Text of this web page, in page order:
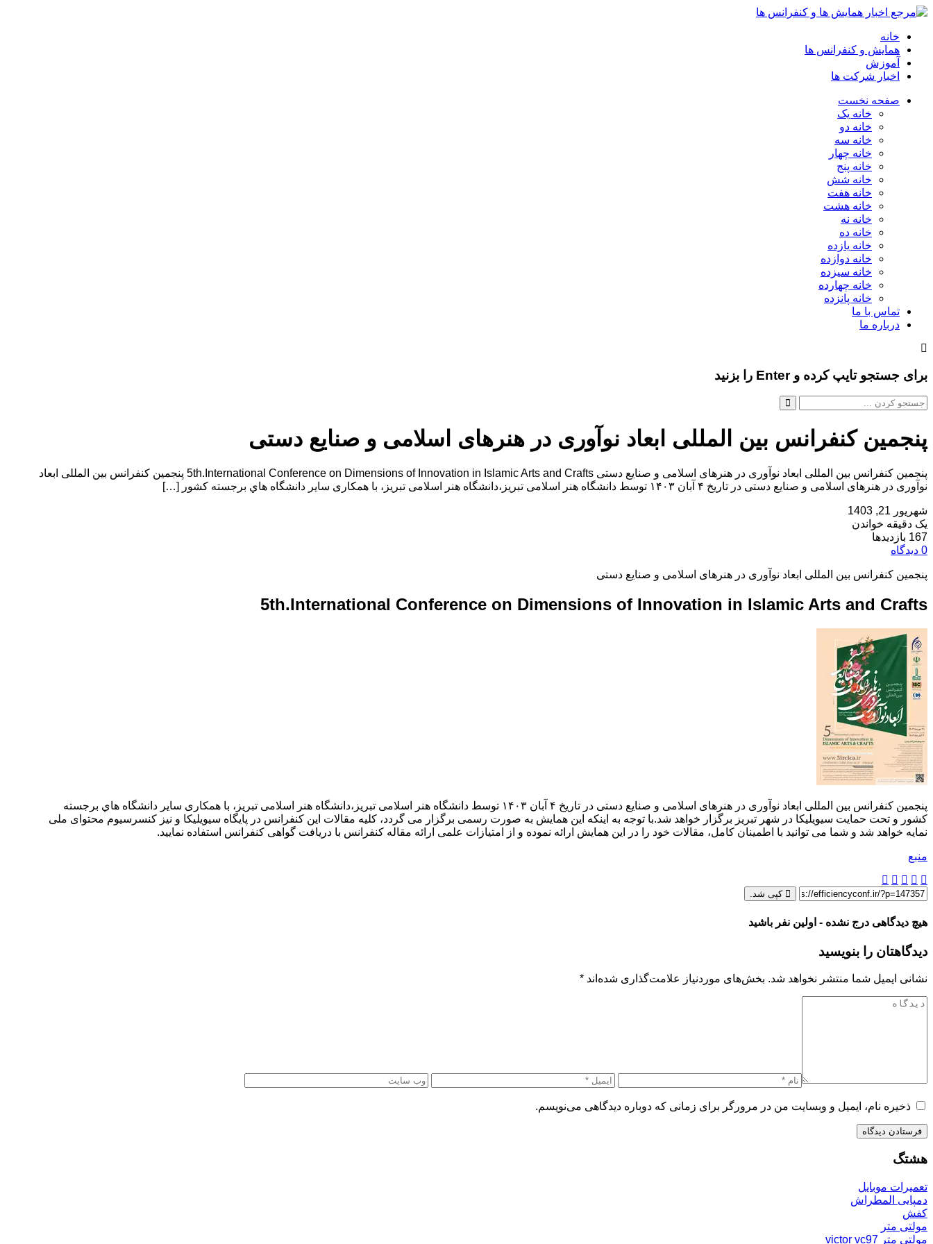
خانه
همایش و کنفرانس ها
آموزش
اخبار شرکت ها
صفحه نخست
خانه یک
خانه دو
خانه سه
خانه چهار
خانه پنج
خانه شش
خانه هفت
خانه هشت
خانه نه
خانه ده
خانه یازده
خانه دوازده
خانه سیزده
خانه چهارده
خانه پانزده
تماس با ما
درباره ما
برای جستجو تایپ کرده و Enter را بزنید
پنجمین کنفرانس بین المللی ابعاد نوآوری در هنرهای اسلامی و صنایع دستی
پنجمین کنفرانس بین المللی ابعاد نوآوری در هنرهای اسلامی و صنایع دستی 5th.International Conference on Dimensions of Innovation in Islamic Arts and Crafts پنجمین کنفرانس بین المللی ابعاد
نوآوری در هنرهای اسلامی و صنایع دستی در تاریخ ۴ آبان ۱۴۰۳ توسط دانشگاه هنر اسلامی تبریز،دانشگاه هنر اسلامی تبریز، با همکاری ساير دانشگاه هاي برجسته كشور […]
شهریور 21, 1403
یک دقیقه خواندن
167 بازدیدها
0 دیدگاه
پنجمین کنفرانس بین المللی ابعاد نوآوری در هنرهای اسلامی و صنایع دستی
5th.International Conference on Dimensions of Innovation in Islamic Arts and Crafts
پنجمین کنفرانس بین المللی ابعاد نوآوری در هنرهای اسلامی و صنایع دستی در تاریخ ۴ آبان ۱۴۰۳ توسط دانشگاه هنر اسلامی تبریز،دانشگاه هنر اسلامی تبریز، با همکاری ساير دانشگاه هاي برجسته
كشور و تحت حمایت سیویلیکا در شهر تبریز برگزار خواهد شد.با توجه به اینکه این همایش به صورت رسمی برگزار می گردد، کلیه مقالات این کنفرانس در پایگاه سیویلیکا و نیز کنسرسیوم محتوای ملی
نمایه خواهد شد و شما می توانید با اطمینان کامل، مقالات خود را در این همایش ارائه نموده و از امتیازات علمی ارائه مقاله کنفرانس با دریافت گواهی کنفرانس استفاده نمایید.
منبع
کپی شد.
هیچ دیدگاهی درج نشده - اولین نفر باشید
دیدگاهتان را بنویسید
نشانی ایمیل شما منتشر نخواهد شد. بخش‌های موردنیاز علامت‌گذاری شده‌اند *
ذخیره نام، ایمیل و وبسایت من در مرورگر برای زمانی که دوباره دیدگاهی می‌نویسم.
هشتگ
تعمیرات موبایل
دمپایی المطراش
کفش
مولتی متر
مولتی متر victor vc97